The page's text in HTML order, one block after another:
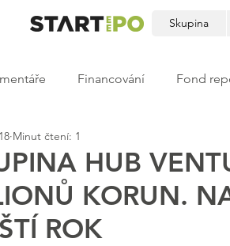
Skupina
Financování Fond
HUB
KORUN.
ROK
Minut čtení: 1